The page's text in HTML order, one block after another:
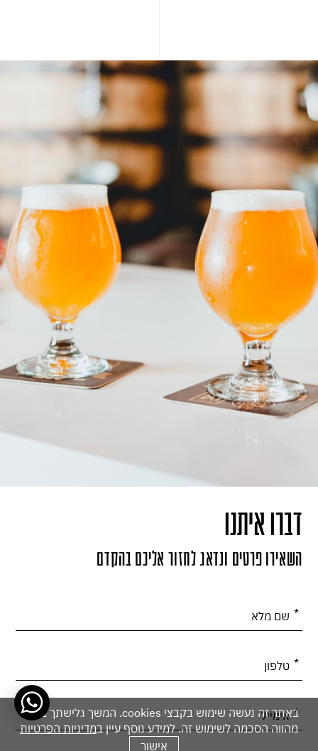
באתר זה נעשה שימוש בקבצי cookies. המשך גלישתך באתר
מהווה הסכמה לשימוש זה. למידע נוסף עיין במדיניות הפרטיות
אישור
דברו איתנו
השאירו פרטים ונדאג לחזור אליכם בהקדם
אנא
מלאו
את
טופס
-
דברו